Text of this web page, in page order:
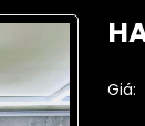
Giá: